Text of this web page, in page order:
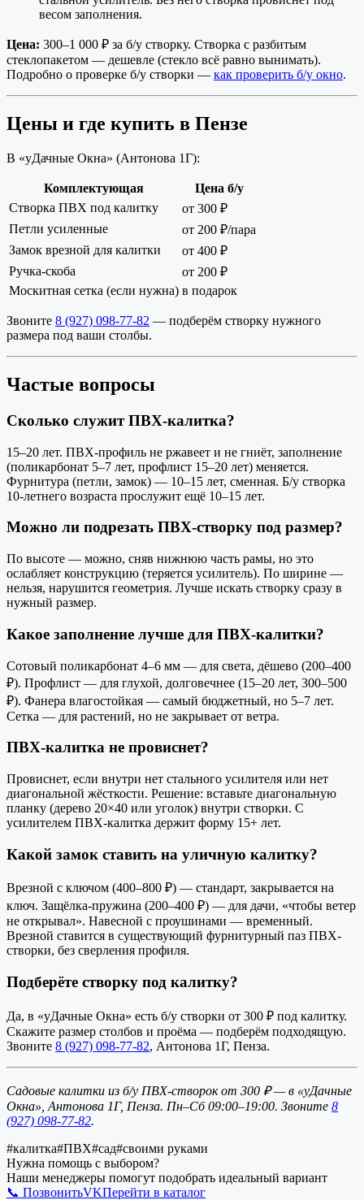
весом заполнения.
Цена: 300–1 000 ₽ за б/у створку. Створка с разбитым
стеклопакетом — дешевле (стекло всё равно вынимать).
Подробно о проверке б/у створки — как проверить б/у окно.
Цены и где купить в Пензе
В «уДачные Окна» (Антонова 1Г):
Комплектующая
Цена б/у
Створка ПВХ под калитку
от 300 ₽
Петли усиленные
от 200 ₽/пара
Замок врезной для калитки
от 400 ₽
Ручка-скоба
от 200 ₽
Москитная сетка (если нужна) в подарок
Звоните 8 (927) 098-77-82 — подберём створку нужного
размера под ваши столбы.
Частые вопросы
Сколько служит ПВХ-калитка?
15–20 лет. ПВХ-профиль не ржавеет и не гниёт, заполнение
(поликарбонат 5–7 лет, профлист 15–20 лет) меняется.
Фурнитура (петли, замок) — 10–15 лет, сменная. Б/у створка
10-летнего возраста прослужит ещё 10–15 лет.
Можно ли подрезать ПВХ-створку под размер?
По высоте — можно, сняв нижнюю часть рамы, но это
ослабляет конструкцию (теряется усилитель). По ширине —
нельзя, нарушится геометрия. Лучше искать створку сразу в
нужный размер.
Какое заполнение лучше для ПВХ-калитки?
Сотовый поликарбонат 4–6 мм — для света, дёшево (200–400
₽). Профлист — для глухой, долговечнее (15–20 лет, 300–500
₽). Фанера влагостойкая — самый бюджетный, но 5–7 лет.
Сетка — для растений, но не закрывает от ветра.
ПВХ-калитка не провиснет?
Провиснет, если внутри нет стального усилителя или нет
диагональной жёсткости. Решение: вставьте диагональную
планку (дерево 20×40 или уголок) внутри створки. С
усилителем ПВХ-калитка держит форму 15+ лет.
Какой замок ставить на уличную калитку?
Врезной с ключом (400–800 ₽) — стандарт, закрывается на
ключ. Защёлка-пружина (200–400 ₽) — для дачи, «чтобы ветер
не открывал». Навесной с проушинами — временный.
Врезной ставится в существующий фурнитурный паз ПВХ-
створки, без сверления профиля.
Подберёте створку под калитку?
Да, в «уДачные Окна» есть б/у створки от 300 ₽ под калитку.
Скажите размер столбов и проёма — подберём подходящую.
Звоните 8 (927) 098-77-82, Антонова 1Г, Пенза.
Садовые калитки из б/у ПВХ-створок от 300 ₽ — в «уДачные
Окна», Антонова 1Г, Пенза. Пн–Сб 09:00–19:00. Звоните 8
(927) 098-77-82.
#калитка#ПВХ#сад#своими руками
Нужна помощь с выбором?
Наши менеджеры помогут подобрать идеальный вариант
📞 ПозвонитьVKПерейти в каталог